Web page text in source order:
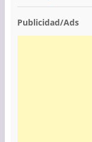
Publicidad/Ads